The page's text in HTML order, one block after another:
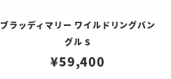
ブラッディマリー ワイルドリングバン
グル S
¥59,400